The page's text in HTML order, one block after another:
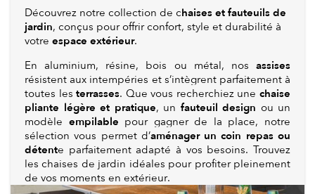
Découvrez notre collection de chaises et fauteuils de
jardin, conçus pour offrir confort, style et durabilité à
votre espace extérieur.
En aluminium, résine, bois ou métal, nos assises
résistent aux intempéries et s’intègrent parfaitement à
toutes lesterrasses. Que vous recherchiez unechaise
pliante légère et pratique, un fauteuil design ou un
modèle empilable pour gagner de la place, notre
sélection vous permet d’aménager un coin repas ou
détente parfaitement adapté à vos besoins. Trouvez
les chaises de jardin idéales pour profiter pleinement
de vos moments en extérieur.